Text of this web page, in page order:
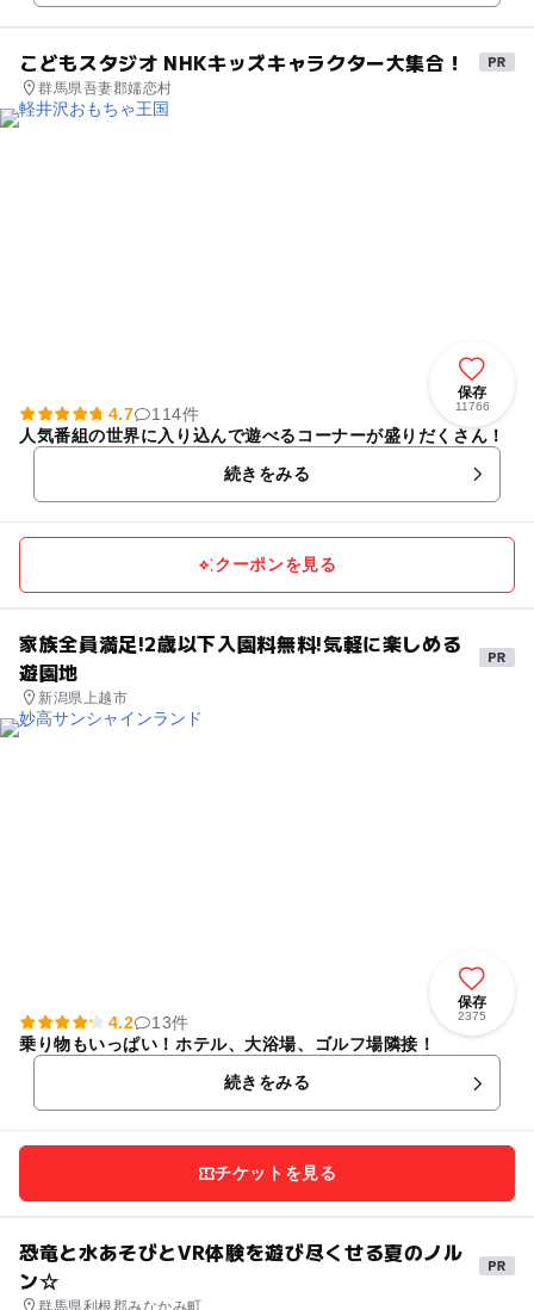
こどもスタジオ NHKキッズキャラクター大集合！
群馬県吾妻郡嬬恋村
保存
11766
4.7
114件
人気番組の世界に入り込んで遊べるコーナーが盛りだくさん！
続きをみる
クーポンを見る
家族全員満足!2歳以下入園料無料!気軽に楽しめる
遊園地
新潟県上越市
保存
2375
4.2
13件
乗り物もいっぱい！ホテル、大浴場、ゴルフ場隣接！
続きをみる
チケットを見る
恐竜と水あそびとVR体験を遊び尽くせる夏のノル
ン☆
群馬県利根郡みなかみ町